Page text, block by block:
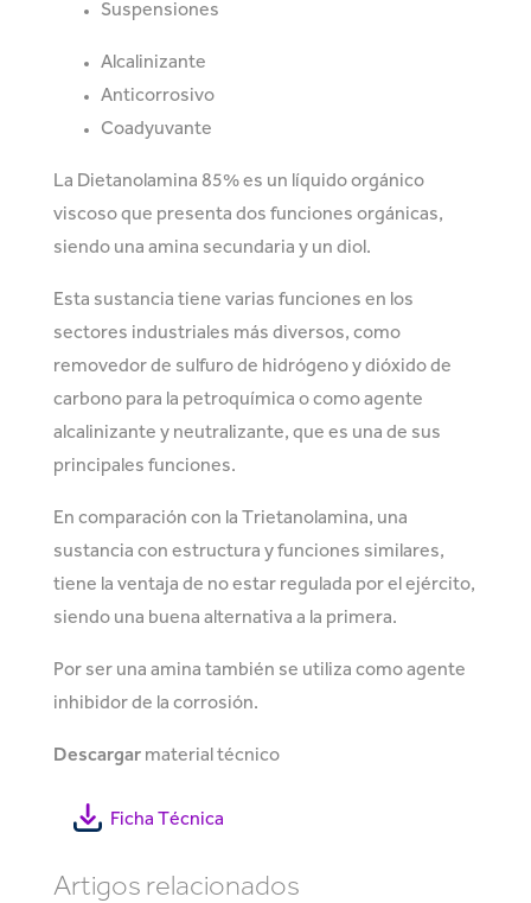
Suspensiones
Alcalinizante
Anticorrosivo
Coadyuvante
La Dietanolamina 85% es un líquido orgánico
viscoso que presenta dos funciones orgánicas,
siendo una amina secundaria y un diol.
Esta sustancia tiene varias funciones en los
sectores industriales más diversos, como
removedor de sulfuro de hidrógeno y dióxido de
carbono para la petroquímica o como agente
alcalinizante y neutralizante, que es una de sus
principales funciones.
En comparación con la Trietanolamina, una
sustancia con estructura y funciones similares,
tiene la ventaja de no estar regulada por el ejército,
siendo una buena alternativa a la primera.
Por ser una amina también se utiliza como agente
inhibidor de la corrosión.
Descargar material técnico
Ficha Técnica
Artigos relacionados